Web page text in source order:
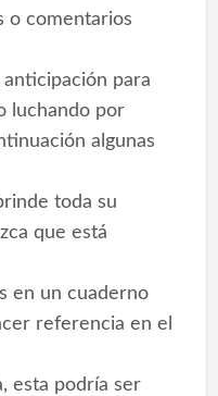
o comentarios
para
luchando por
algunas
toda su
que está
en un cuaderno
referencia en el
esta podría ser